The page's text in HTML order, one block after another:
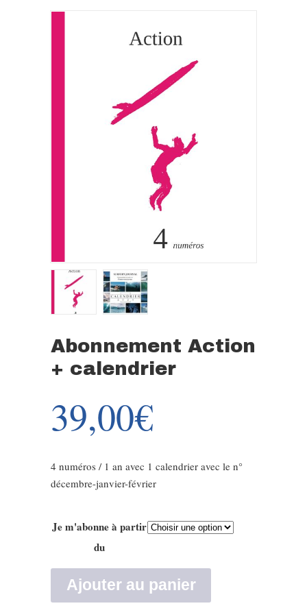
Abonnement Action
+ calendrier
39,00€
4 numéros / 1 an avec 1 calendrier avec le n°
décembre-janvier-février
Je m'abonne à partir
du
Ajouter au panier